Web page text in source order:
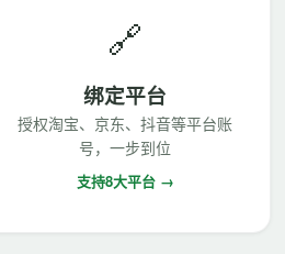
🔗
绑定平台
授权淘宝、京东、抖音等平台账
号，一步到位
支持8大平台 →